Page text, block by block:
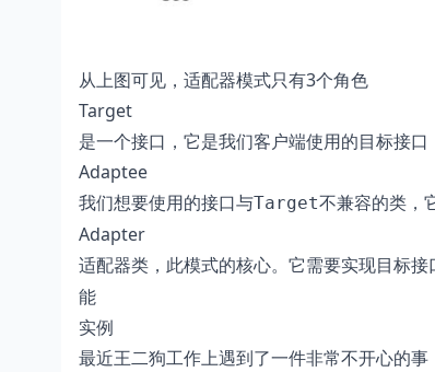
从上图可见，适配器模式只有3个角色
Target
是一个接口，它是我们客户端使用的目标接口
Adaptee
我们想要使用的接口与Target不兼容的类，
Adapter
适配器类，此模式的核心。它需要实现目标接
能
实例
最近王二狗工作上遇到了一件非常不开心的